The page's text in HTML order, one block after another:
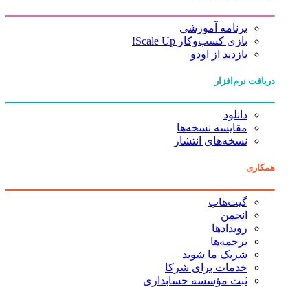
برنامه آموزشی
بازی کسب‌وکار Scale Up!
بازدید از اودو
دریافت نرم‌افزار
دانلود
مقایسه نسخه‌ها
نسخه‌های انتشار
همکاری
گیت‌هاب
انجمن
رویدادها
ترجمه‌ها
شریک ما شوید
خدمات برای شرکا
ثبت مؤسسه حسابداری